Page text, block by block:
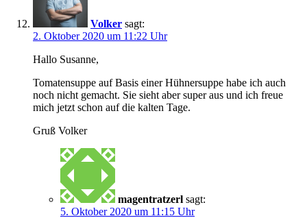
Volker sagt:
2. Oktober 2020 um 11:22 Uhr
Hallo Susanne,
Tomatensuppe auf Basis einer Hühnersuppe habe ich auch
noch nicht gemacht. Sie sieht aber super aus und ich freue
mich jetzt schon auf die kalten Tage.
Gruß Volker
magentratzerl sagt:
5. Oktober 2020 um 11:15 Uhr